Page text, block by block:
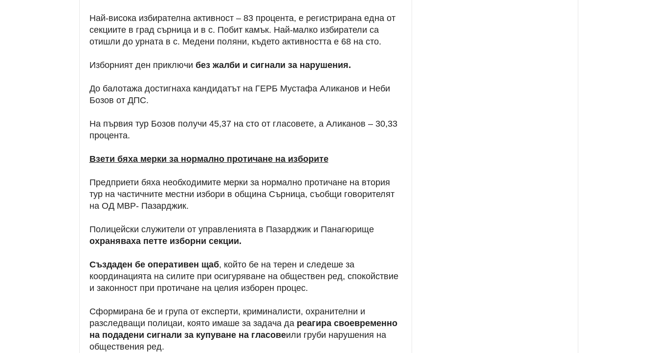
Най-висока избирателна активност – 83 процента, е регистрирана една от
секциите в град сърница и в с. Побит камък. Най-малко избиратели са
отишли до урната в с. Медени поляни, където активността е 68 на сто.
Изборният ден приключи без жалби и сигнали за нарушения.
До балотажа достигнаха кандидатът на ГЕРБ Мустафа Аликанов и Неби
Бозов от ДПС.
На първия тур Бозов получи 45,37 на сто от гласовете, а Аликанов – 30,33
процента.
Взети бяха мерки за нормално протичане на изборите
Предприети бяха необходимите мерки за нормално протичане на втория
тур на частичните местни избори в община Сърница, съобщи говорителят
на ОД МВР- Пазарджик.
Полицейски служители от управленията в Пазарджик и Панагюрище
охраняваха петте изборни секции.
Създаден бе оперативен щаб, който бе на терен и следеше за
координацията на силите при осигуряване на обществен ред, спокойствие
и законност при протичане на целия изборен процес.
Сформирана бе и група от експерти, криминалисти, охранителни и
разследващи полицаи, която имаше за задача да реагира своевременно
на подадени сигнали за купуване на гласовеили груби нарушения на
обществения ред.